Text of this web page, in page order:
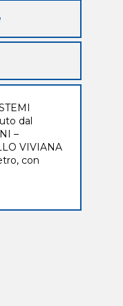
dal
–
VIVIANA
con